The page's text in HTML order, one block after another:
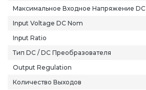
Максимальное Входное Напряжение DC
Input Voltage DC Nom
Input Ratio
Тип DC / DC Преобразователя
Output Regulation
Количество Выходов
Липецк